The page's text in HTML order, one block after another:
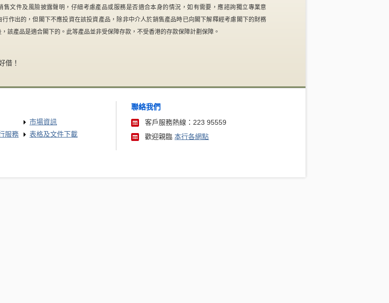
售文件及風險披露聲明，仔細考慮產品或服務是否適合本身的情況，如有需要，應諮詢獨立專業意
行作出的，但閣下不應投資在該投資產品，除非中介人於銷售產品時已向閣下解釋經考慮閣下的財務
該產品是適合閣下的。此等產品並非受保障存款，不受香港的存款保障計劃保障。
借！
市場資訊
服務
表格及文件下載
聯絡我們
客戶服務熱線：223 95559
歡迎親臨本行各網點